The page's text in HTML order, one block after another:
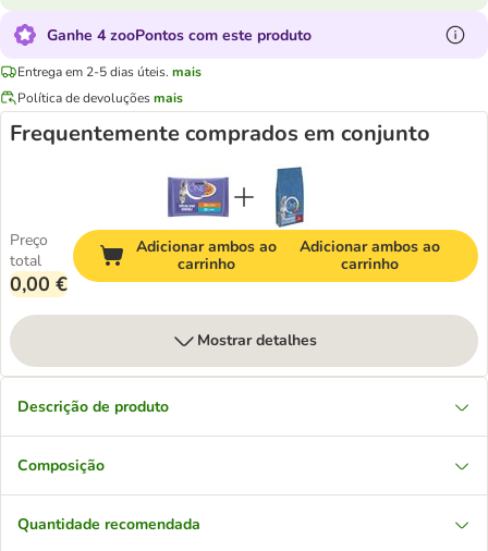
Ganhe 4 zooPontos com este produto
Entrega em 2-5 dias úteis. mais
Política de devoluçõesmais
Frequentemente comprados em conjunto
Preço
total
0,00 €
Adicionar ambos ao
carrinho
Adicionar ambos ao
carrinho
Mostrar detalhes
Descrição de produto
Composição
Quantidade recomendada